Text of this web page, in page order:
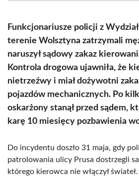
Funkcjonariusze policji z
terenie Wolsztyna zatrzymali
naruszył sądowy zakaz
Kontrola drogowa ujawniła, że
nietrzeźwy i miał dożywotni
pojazdów mechanicznych. Po
oskarżony stanął przed sądem,
karę 10 miesięcy pozbawienia
Do incydentu doszło 31 maja, gdy
patrolowania ulicy Prusa dostrzegli
którego kierowca nie włączył